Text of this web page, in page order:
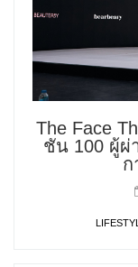
The Face
ชัน 100 ผู้ผ่